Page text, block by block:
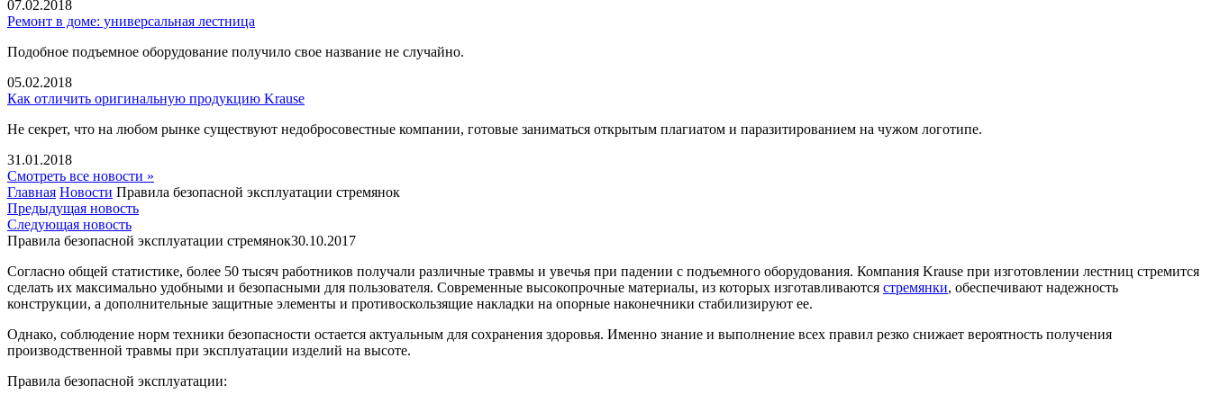
07.02.2018
Ремонт в доме: универсальная лестница
Подобное подъемное оборудование получило свое название не случайно.
05.02.2018
Как отличить оригинальную продукцию Krause
Не секрет, что на любом рынке существуют недобросовестные компании, готовые заниматься открытым плагиатом и паразитированием на чужом логотипе.
31.01.2018
Смотреть все новости »
Главная Новости Правила безопасной эксплуатации стремянок
Предыдущая новость
Следующая новость
Правила безопасной эксплуатации стремянок30.10.2017
Согласно общей статистике, более 50 тысяч работников получали различные травмы и увечья при падении с подъемного оборудования. Компания Krause при изготовлении лестниц стремится
сделать их максимально удобными и безопасными для пользователя. Современные высокопрочные материалы, из которых изготавливаются стремянки, обеспечивают надежность
конструкции, а дополнительные защитные элементы и противоскользящие накладки на опорные наконечники стабилизируют ее.
Однако, соблюдение норм техники безопасности остается актуальным для сохранения здоровья. Именно знание и выполнение всех правил резко снижает вероятность получения
производственной травмы при эксплуатации изделий на высоте.
Правила безопасной эксплуатации: